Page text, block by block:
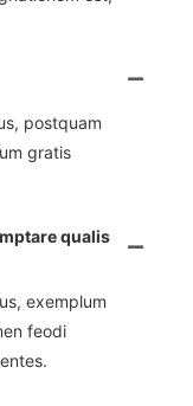
postquam
gratis
qualis
exemplum
feodi